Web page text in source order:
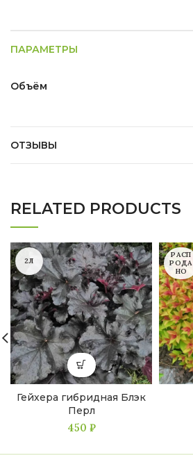
ПАРАМЕТРЫ
Объём
ОТЗЫВЫ
RELATED PRODUCTS
2Л
Гейхера гибридная Блэк
Перл
450 ₽
РАСП
РОДА
НО